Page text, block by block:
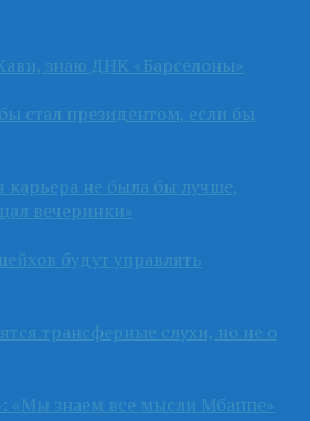
знаю ДНК «Барселоны»
стал президентом, если бы
не была бы лучше,
вечеринки»
будут управлять
трансферные слухи, но не о
«Мы знаем все мысли Мбаппе»